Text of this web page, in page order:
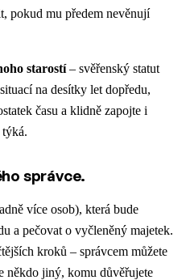
pokud mu předem nevěnují
starostí– svěřenský statut
na desítky let dopředu,
času a klidně zapojte i
správce.
více osob), která bude
a pečovat o vyčleněný majetek.
kroků – správcem můžete
někdo jiný, komu důvěřujete